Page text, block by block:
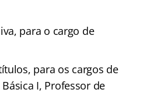
para o cargo de
para os cargos de
I, Professor de